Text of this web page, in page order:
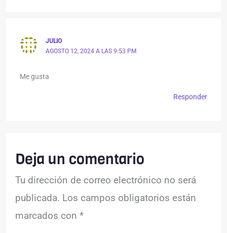
JULIO
AGOSTO 12, 2024 A LAS 9:53 PM
Me gusta
Responder
Deja un comentario
Tu dirección de correo electrónico no será
publicada. Los campos obligatorios están
marcados con*